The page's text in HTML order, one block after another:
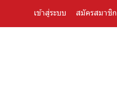
เข้าสู่ระบบ สมัครสมาชิก